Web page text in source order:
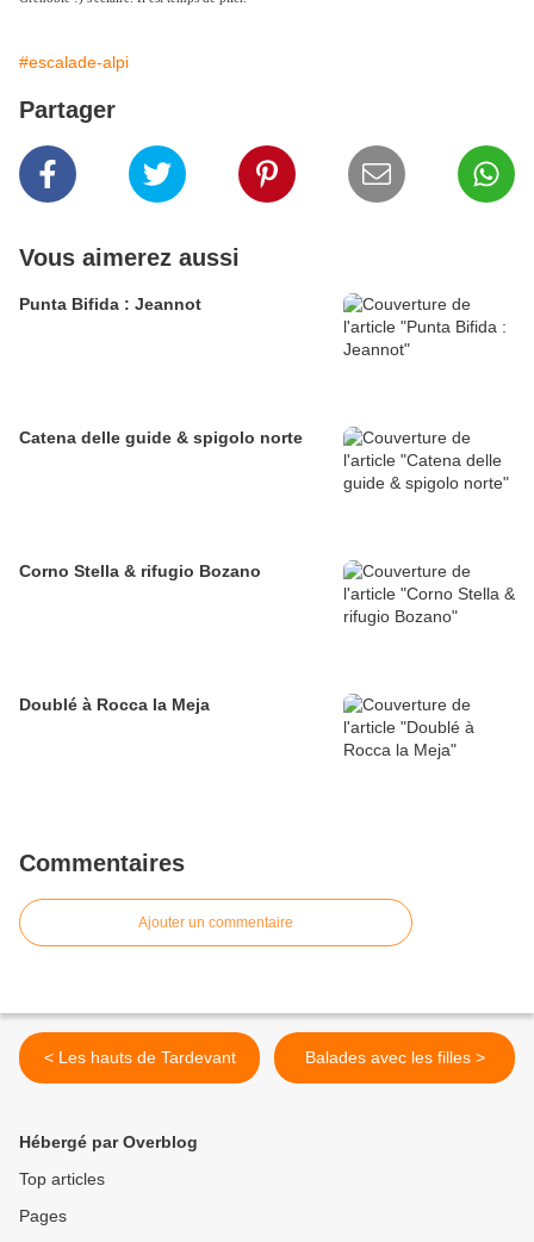
#escalade-alpi
Partager
Vous aimerez aussi
Punta Bifida : Jeannot
Catena delle guide & spigolo norte
Corno Stella & rifugio Bozano
Doublé à Rocca la Meja
Commentaires
Ajouter un commentaire
< Les hauts de Tardevant Balades avec les filles >
Hébergé par Overblog
Top articles
Pages